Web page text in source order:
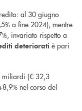
al 30 giugno
a fine 2024), mentre
invariato rispetto a
deteriorati è pari
miliardi (€ 32,3
nel corso del